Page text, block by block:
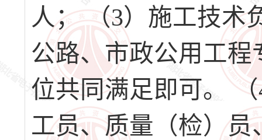
人； （3）施工技术
公路、市政公用工
位共同满足即可。
工员、质量（检）